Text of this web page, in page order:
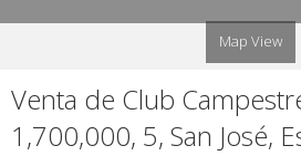
Map View
Venta de Club
1,700,000, 5, San José,